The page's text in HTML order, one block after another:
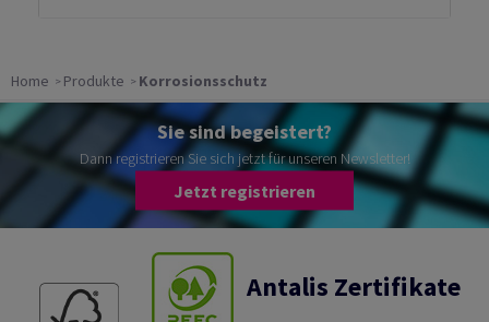
Home Produkte Korrosionsschutz
Sie sind begeistert?
Dann registrieren Sie sich jetzt für unseren Newsletter!
Jetzt registrieren
Antalis Zertifikate